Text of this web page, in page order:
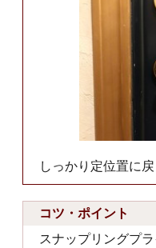
しっかり定位置に
コツ・ポイント
スナップリングプ